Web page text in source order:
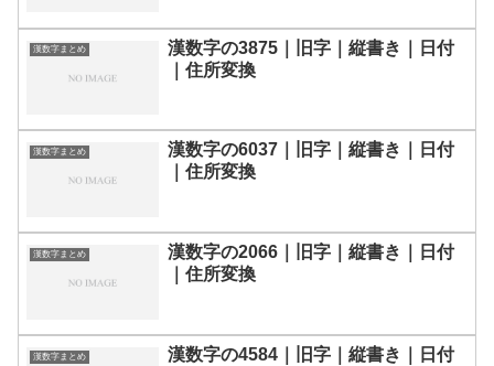
漢数字まとめ
漢数字の3875｜旧字｜縦書き｜日付
｜住所変換
漢数字まとめ
漢数字の6037｜旧字｜縦書き｜日付
｜住所変換
漢数字まとめ
漢数字の2066｜旧字｜縦書き｜日付
｜住所変換
漢数字まとめ
漢数字の4584｜旧字｜縦書き｜日付